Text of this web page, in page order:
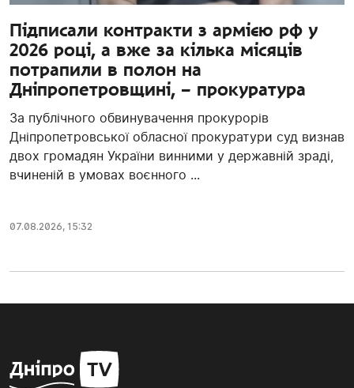
Підписали контракти з армією рф у
2026 році, а вже за кілька місяців
потрапили в полон на
Дніпропетровщині, – прокуратура
За публічного обвинувачення прокурорів
Дніпропетровської обласної прокуратури суд визнав
двох громадян України винними у державній зраді,
вчиненій в умовах воєнного ...
07.08.2026, 15:32